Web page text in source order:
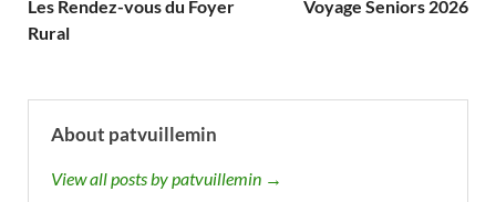
Les Rendez-vous du Foyer
Rural
Voyage Seniors 2026
About patvuillemin
View all posts by patvuillemin →